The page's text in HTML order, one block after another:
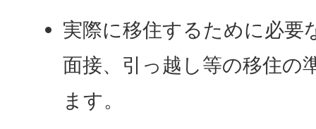
実際に移住するために必要
面接、引っ越し等の移住の
ます。